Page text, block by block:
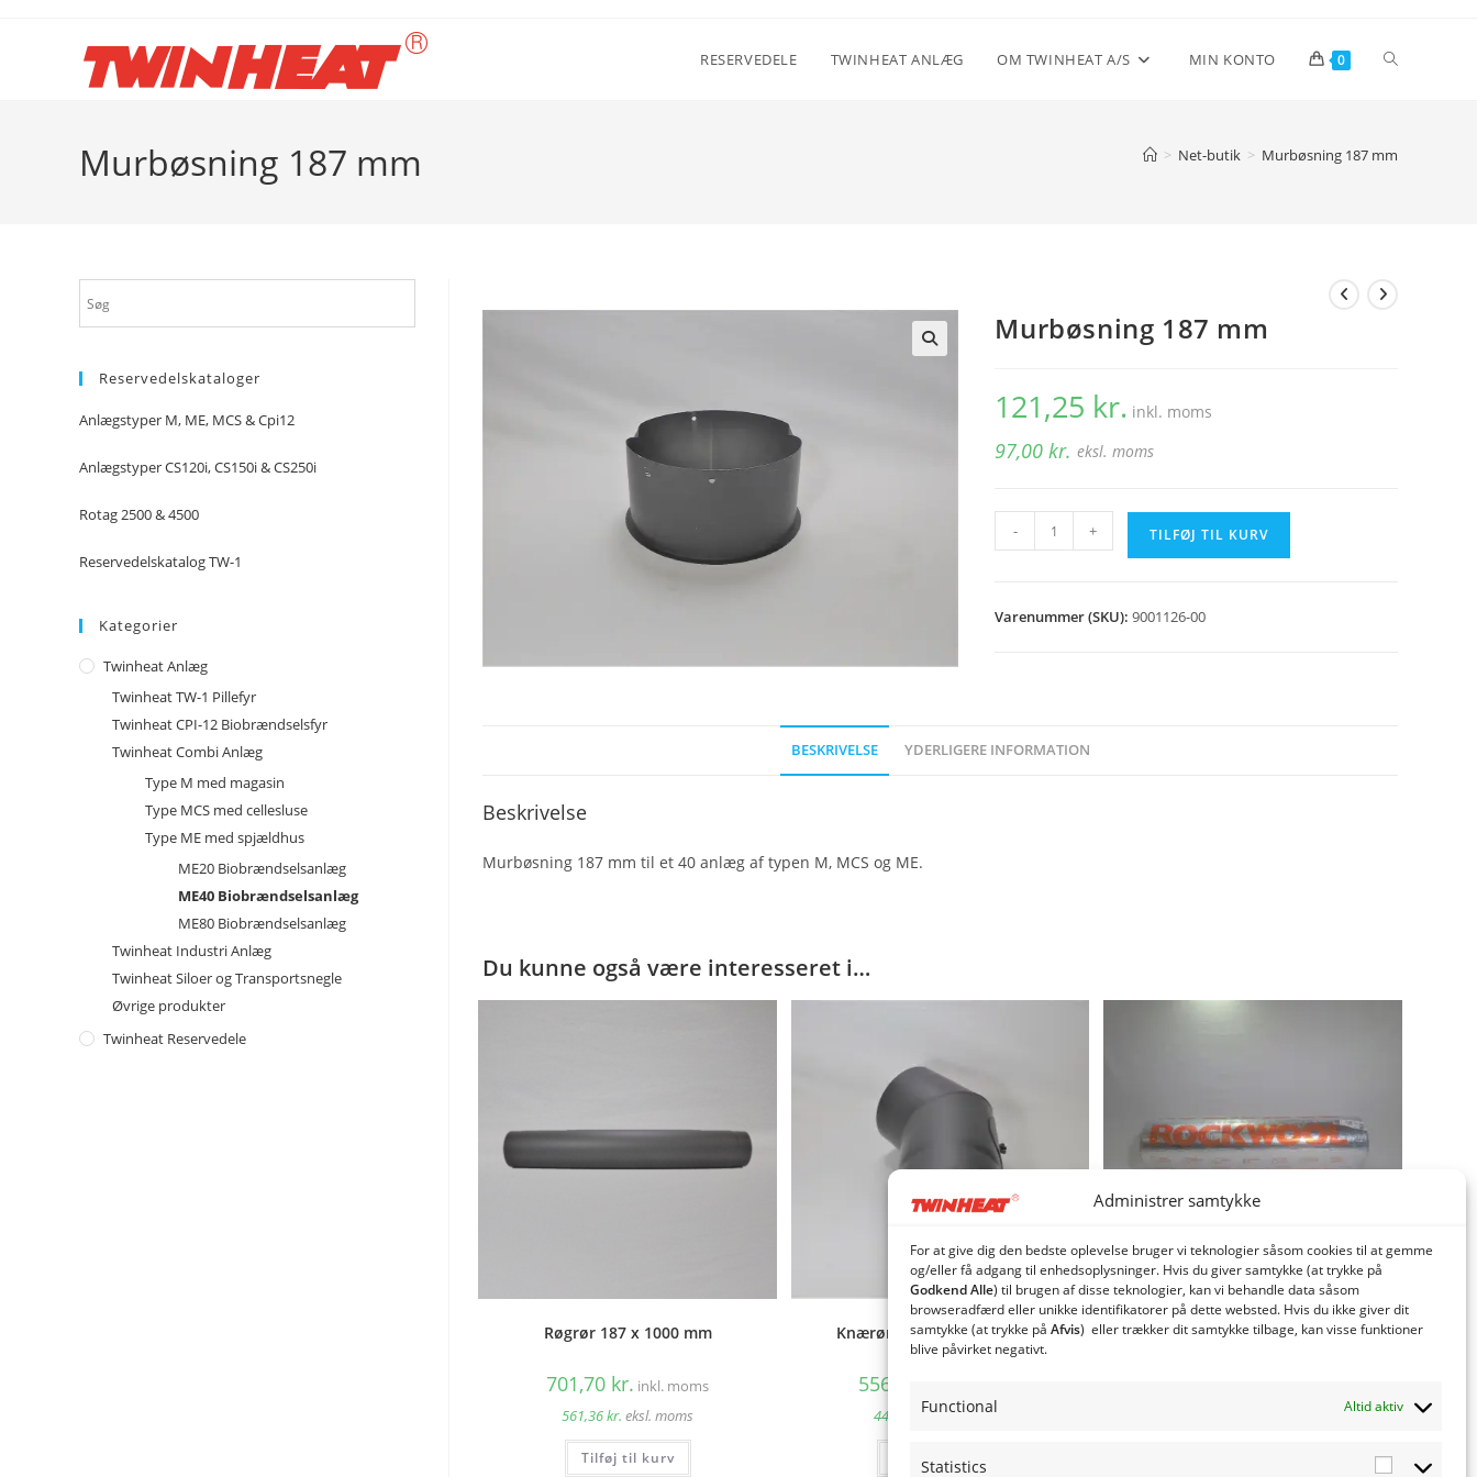
Administrer samtykke
For at give dig den bedste oplevelse bruger vi teknologier såsom cookies til at gemme
og/eller få adgang til enhedsoplysninger. Hvis du giver samtykke (at trykke på
Godkend Alle) til brugen af ​​disse teknologier, kan vi behandle data såsom
browseradfærd eller unikke identifikatorer på dette websted. Hvis du ikke giver dit
samtykke (at trykke på Afvis) eller trækker dit samtykke tilbage, kan visse funktioner
blive påvirket negativt.
Functional Altid aktiv
Statistics
RESERVEDELE TWINHEAT ANLÆG OM TWINHEAT A/S MIN KONTO 0 Toggle
Murbøsning 187 mm > Net-butik > Murbøsning 187 mm
Murbøsning 187 mm
121,25 kr. inkl. moms
97,00kr. eksl. moms
Murbøsning
187
- + TILFØJ TIL KURV
Varenummer (SKU):9001126-00
BESKRIVELSE YDERLIGERE INFORMATION
Beskrivelse
Murbøsning 187 mm til et 40 anlæg af typen M, MCS og ME.
Du kunne også være interesseret i…
Røgrør 187 x 1000 mm
701,70 kr. inkl. moms
561,36kr. eksl. moms
Tilføj til kurv
Knærør 45° 187 mm m. klap
556,25
445,00
kr. eksl. moms
Tilføj til kurv
Rørskål isolering 187 mm
Reservedelskataloger
Anlægstyper M, ME, MCS & Cpi12
Anlægstyper CS120i, CS150i & CS250i
Rotag 2500 & 4500
Reservedelskatalog TW-1
Kategorier
Twinheat Anlæg
Twinheat TW-1 Pillefyr
Twinheat CPI-12 Biobrændselsfyr
Twinheat Combi Anlæg
Type M med magasin
Type MCS med cellesluse
Type ME med spjældhus
ME20 Biobrændselsanlæg
ME40 Biobrændselsanlæg
ME80 Biobrændselsanlæg
Twinheat Industri Anlæg
Twinheat Siloer og Transportsnegle
Øvrige produkter
Twinheat Reservedele